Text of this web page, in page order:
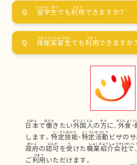
留学生でも利用 できますか？
技能実習生でも利用できますか
日本で働きたい外国人の方に、 外食 ・
します。特定技能・特定活動 ビザの
政府の認可を受けた職業紹介会社で、
ご利用 いただけます。